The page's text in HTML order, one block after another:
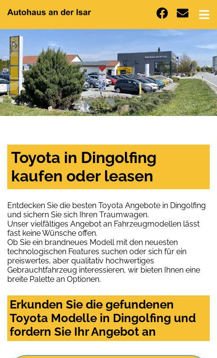
Toyota in Dingolfing
kaufen oder leasen
Entdecken Sie die besten Toyota Angebote in Dingolfing
und sichern Sie sich Ihren Traumwagen.
Unser vielfältiges Angebot an Fahrzeugmodellen lässt
fast keine Wünsche offen.
Ob Sie ein brandneues Modell mit den neuesten
technologischen Features suchen oder sich für ein
preiswertes, aber qualitativ hochwertiges
Gebrauchtfahrzeug interessieren, wir bieten Ihnen eine
breite Palette an Optionen.
Erkunden Sie die gefundenen
Toyota Modelle in Dingolfing und
fordern Sie Ihr Angebot an